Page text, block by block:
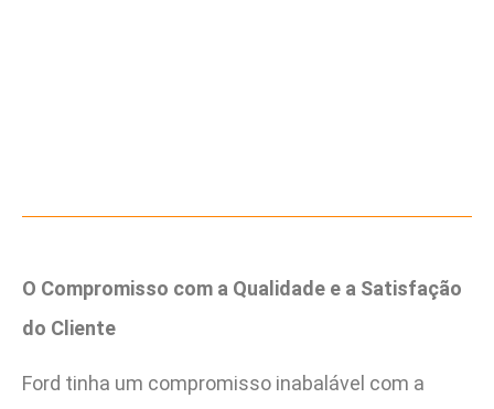
O Compromisso com a Qualidade e a Satisfação
do Cliente
Ford tinha um compromisso inabalável com a